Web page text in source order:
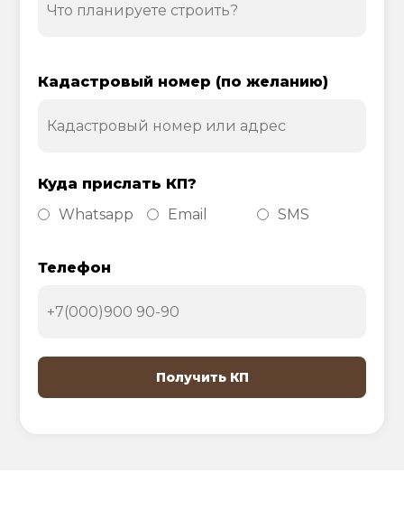
Кадастровый номер (по желанию)
Куда прислать КП?
Whatsapp
Email SMS
Телефон